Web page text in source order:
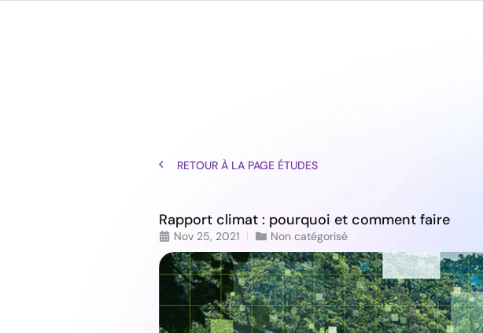
RETOUR À LA PAGE ÉTUDES
Rapport climat : pourquoi et comment faire
Nov 25, 2021 Non catégorisé